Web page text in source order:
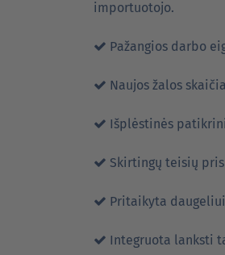
importuotojo.
Pažangios darbo
Naujos žalos
Išplėstinės
Skirtingų teisių
Pritaikyta
Integruota lanksti